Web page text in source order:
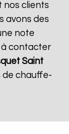
nos clients
avons des
note
à contacter
Saint
de chauffe-